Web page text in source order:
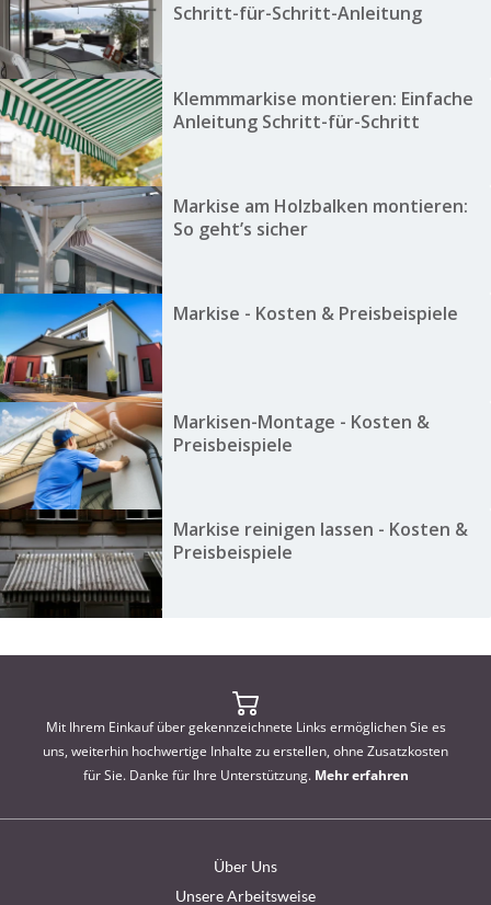
Schritt-für-Schritt-Anleitung
Klemmmarkise montieren: Einfache
Anleitung Schritt-für-Schritt
Markise am Holzbalken montieren:
So geht’s sicher
Markise - Kosten & Preisbeispiele
Markisen-Montage - Kosten &
Preisbeispiele
Markise reinigen lassen - Kosten &
Preisbeispiele
Mit Ihrem Einkauf über gekennzeichnete Links ermöglichen Sie es
uns, weiterhin hochwertige Inhalte zu erstellen, ohne Zusatzkosten
für Sie. Danke für Ihre Unterstützung. Mehr erfahren
Über Uns
Unsere Arbeitsweise